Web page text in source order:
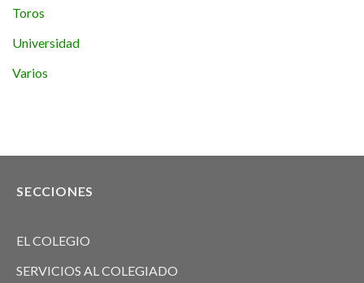
Toros
Universidad
Varios
SECCIONES
EL COLEGIO
SERVICIOS AL COLEGIADO